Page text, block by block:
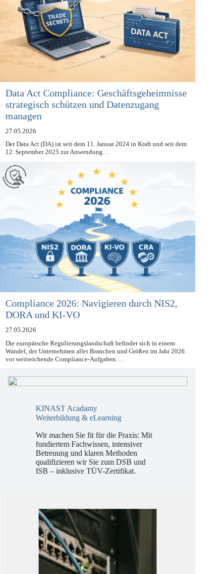
Data Act Compliance: Geschäftsgeheimnisse
strategisch schützen und Datenzugang
managen
27.05.2026
Der Data Act (DA) ist seit dem 11. Januar 2024 in Kraft und seit dem
12. September 2025 zur Anwendung…
Compliance 2026: Navigieren durch NIS2,
DORA und KI-VO
27.05.2026
Die europäische Regulierungslandschaft befindet sich in einem
Wandel, der Unternehmen aller Branchen und Größen im Jahr 2026
KINAST Acadamy
Wir machen Sie fit für die Praxis: Mit
fundiertem Fachwissen, intensiver
Betreuung und klaren Methoden
qualifizieren wir Sie zum DSB und